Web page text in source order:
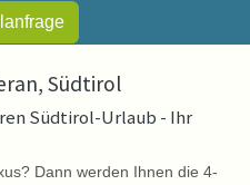
Südtirol
Südtirol-Urlaub - Ihr
Dann werden Ihnen die 4-